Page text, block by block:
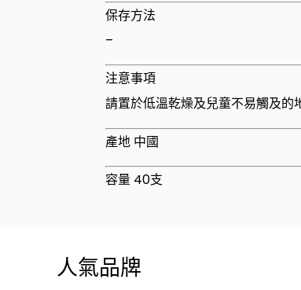
保存方法
–
注意事項
請置於低溫乾燥及兒童不易觸及的
產地 中國
容量 40支
人氣品牌